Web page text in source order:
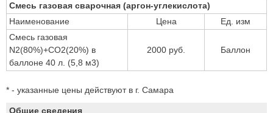
Смесь газовая сварочная (аргон-углекислота)
Наименование
Цена
Ед. изм
Смесь газовая
N2(80%)+CO2(20%) в
баллоне 40 л. (5,8 м3)
2000 руб. Баллон
* - указанные цены действуют в г. Самара
Общие сведения